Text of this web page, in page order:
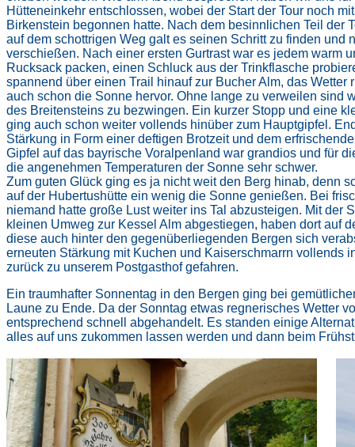
Hütteneinkehr entschlossen, wobei der Start der Tour noch
Birkenstein begonnen hatte. Nach dem besinnlichen Teil der
auf dem schottrigen Weg galt es seinen Schritt zu finden und
verschießen. Nach einer ersten Gurtrast war es jedem warm
Rucksack packen, einen Schluck aus der Trinkflasche
spannend über einen Trail hinauf zur Bucher Alm, das
auch schon die Sonne hervor. Ohne lange zu verweilen sind
des Breitensteins zu bezwingen. Ein kurzer Stopp und eine
ging auch schon weiter vollends hinüber zum Hauptgipfel.
Stärkung in Form einer deftigen Brotzeit und dem
Gipfel auf das bayrische Voralpenland war grandios und für
die angenehmen Temperaturen der Sonne sehr schwer.
Zum guten Glück ging es ja nicht weit den Berg hinab, denn
auf der Hubertushütte ein wenig die Sonne genießen. Bei
niemand hatte große Lust weiter ins Tal abzusteigen. Mit der
kleinen Umweg zur Kessel Alm abgestiegen, haben dort auf
diese auch hinter den gegenüberliegenden Bergen sich
erneuten Stärkung mit Kuchen und Kaiserschmarrn vollends
zurück zu unserem Postgasthof gefahren.
Ein traumhafter Sonnentag in den Bergen ging bei
Laune zu Ende. Da der Sonntag etwas regnerisches Wetter
entsprechend schnell abgehandelt. Es standen einige
alles auf uns zukommen lassen werden und dann beim